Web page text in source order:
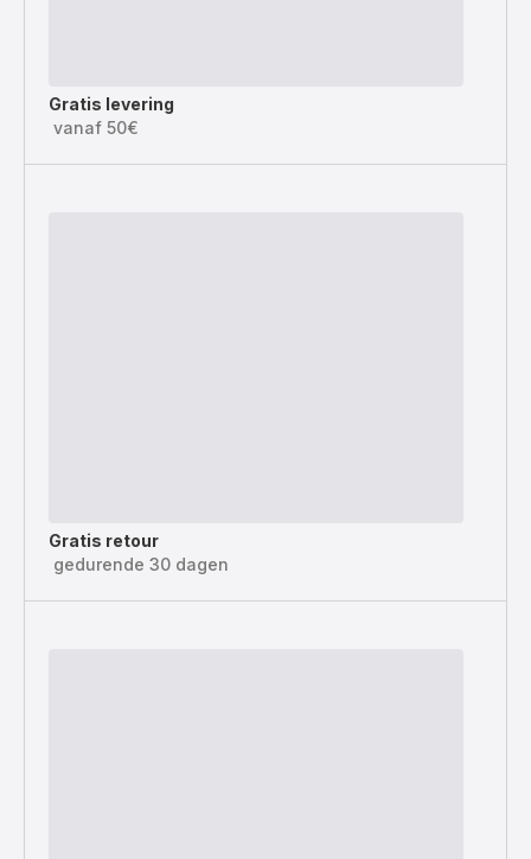
Gratis levering
vanaf 50€
Gratis retour
gedurende 30 dagen